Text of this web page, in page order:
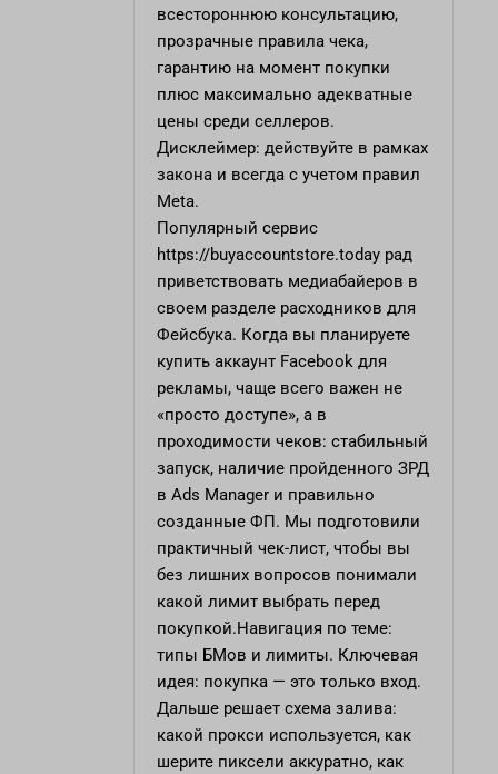
всестороннюю консультацию,
прозрачные правила чека,
гарантию на момент покупки
плюс максимально адекватные
цены среди селлеров.
Дисклеймер: действуйте в рамках
закона и всегда с учетом правил
Meta.
Популярный сервис
https://buyaccountstore.today рад
приветствовать медиабайеров в
своем разделе расходников для
Фейсбука. Когда вы планируете
купить аккаунт Facebook для
рекламы, чаще всего важен не
«просто доступе», а в
проходимости чеков: стабильный
запуск, наличие пройденного ЗРД
в Ads Manager и правильно
созданные ФП. Мы подготовили
практичный чек-лист, чтобы вы
без лишних вопросов понимали
какой лимит выбрать перед
покупкой.Навигация по теме:
типы БМов и лимиты. Ключевая
идея: покупка — это только вход.
Дальше решает схема залива:
какой прокси используется, как
шерите пиксели аккуратно, как